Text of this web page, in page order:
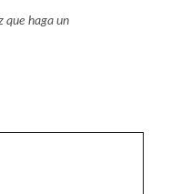
que haga un